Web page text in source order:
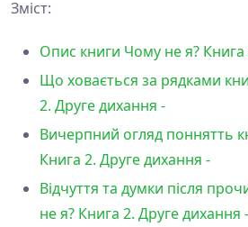
Зміст:
Опис книги Чому не я? Книга
Що ховається за рядками
2. Друге дихання -
Вичерпний огляд поннятть
Книга 2. Друге дихання -
Відчуття та думки після
не я? Книга 2. Друге дихання -